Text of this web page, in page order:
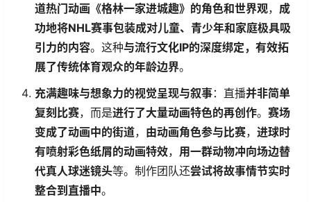
道热门动画《格林一家进城趣》的角色和世界观​​，​ ​成
功地将NHL赛事包装成对儿童、青少年和家庭极具吸
引力的内容​​。这种​​与流行文化IP的深度绑定，有效拓
展了传统体育观众的年龄边界​​。
​充满趣味与想象力的视觉呈现与叙事​​：直播​​并非简单
复刻比赛​​，而是​​进行了大量动画特色的再创作​​。​ ​赛场
变成了动画中的街道​​，​ ​由动画角色参与比赛​​，​ ​进球时
有喷射彩色纸屑的动画特效​​，​ ​用一群动物冲向场边替
代真人球迷镜头​​等。制作团队还​​尝试将故事情节实时
整合到直播中​​。